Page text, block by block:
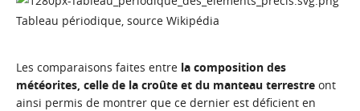
Tableau périodique, source Wikipédia
Les comparaisons faites entre la composition des
météorites, celle de la croûte et du manteau terrestre ont
ainsi permis de montrer que ce dernier est déficient en